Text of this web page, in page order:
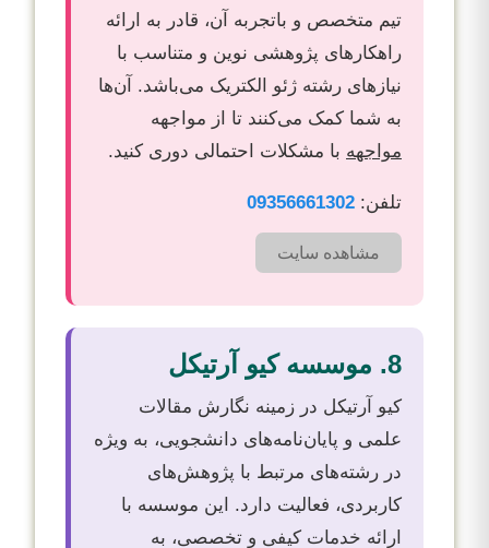
تیم متخصص و باتجربه آن، قادر به ارائه
راهکارهای پژوهشی نوین و متناسب با
نیازهای رشته ژئو الکتریک می‌باشد. آن‌ها
به شما کمک می‌کنند تا از مواجهه
مواجهه‌ با مشکلات احتمالی دوری کنید.
تلفن: 09356661302
مشاهده سایت
8. موسسه کیو آرتیکل
کیو آرتیکل در زمینه نگارش مقالات
علمی و پایان‌نامه‌های دانشجویی، به ویژه
در رشته‌های مرتبط با پژوهش‌های
کاربردی، فعالیت دارد. این موسسه با
ارائه خدمات کیفی و تخصصی، به